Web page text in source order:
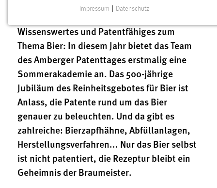
Wissenswertes und Patentfähiges zum
Thema Bier: In diesem Jahr bietet das Team
des Amberger Patenttages erstmalig eine
Sommerakademie an. Das 500-jährige
Jubiläum des Reinheitsgebotes für Bier ist
Anlass, die Patente rund um das Bier
genauer zu beleuchten. Und da gibt es
zahlreiche: Bierzapfhähne, Abfüllanlagen,
Herstellungsverfahren... Nur das Bier selbst
ist nicht patentiert, die Rezeptur bleibt ein
Geheimnis der Braumeister.
Notwendige Cookies ermöglichen grundlegende
Funktionen und sind für die einwandfreie Funktion der
Website erforderlich.
Einverständnis
Name:
cookie_consent
Zweck:
Dieser Cookie speichert die ausgewählten Einverständnis-
Optionen des Benutzers
Cookie Laufzeit:
1 Jahr
Impressum Datenschutz